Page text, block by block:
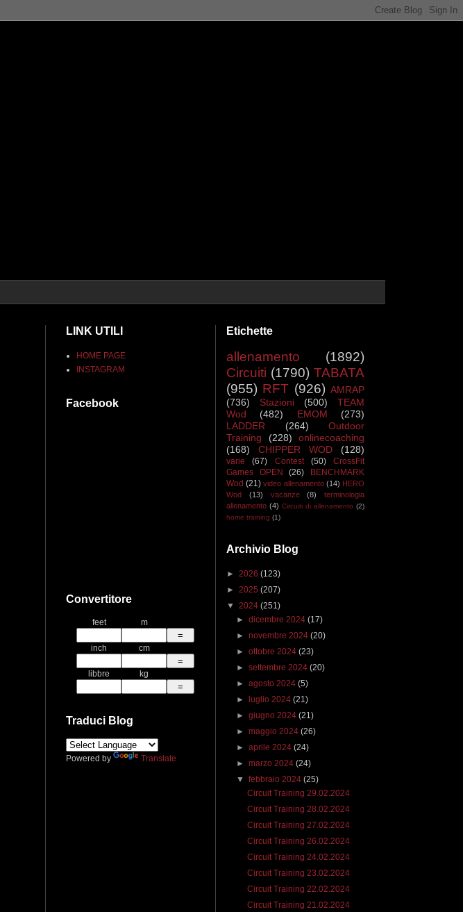
LINK UTILI
HOME PAGE
INSTAGRAM
Facebook
Convertitore
feet m
inch cm
libbre kg
Traduci Blog
Powered by Translate
Etichette
allenamento
(1892)
Circuiti (1790) TABATA
(955) RFT (926) AMRAP
(736)
Stazioni (500)
TEAM
Wod
(482) EMOM
(273)
LADDER
(264)
Outdoor
Training
(228)
onlinecoaching
(168)
CHIPPER WOD (128)
varie (67) Contest (50)
CrossFit
Games OPEN
(26)
BENCHMARK
Wod (21) video allenamento (14) HERO
Wod
(13) vacanze (8)
terminologia
allenamento (4) Circuiti di allenamento (2)
home training (1)
Archivio Blog
► 2026 (123)
► 2025 (207)
▼ 2024 (251)
►dicembre 2024(17)
►novembre 2024(20)
►ottobre 2024(23)
►settembre 2024(20)
►agosto 2024(5)
►
luglio 2024(21)
►giugno 2024(21)
►maggio 2024(26)
►aprile 2024(24)
►marzo 2024(24)
▼febbraio 2024(25)
Circuit Training 29.02.2024
Circuit Training 28.02.2024
Circuit Training 27.02.2024
Circuit Training 26.02.2024
Circuit Training 24.02.2024
Circuit Training 23.02.2024
Circuit Training 22.02.2024
Circuit Training 21.02.2024